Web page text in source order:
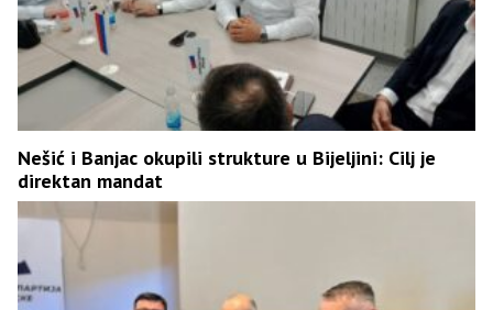
Nešić i Banjac okupili strukture u Bijeljini: Cilj je
direktan mandat